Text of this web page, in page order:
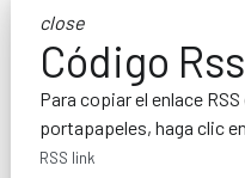
close
Código Rss
Para copiar el enlace RSS
portapapeles, haga clic
RSS link